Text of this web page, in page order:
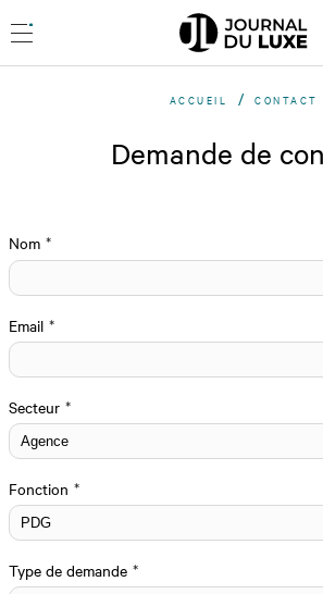
directement
Menu
ACCUEIL CONTACT
Demande de
Nom
Email
Secteur
Fonction
Type de demande